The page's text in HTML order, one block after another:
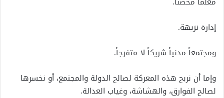
إدارة نزيهة.
ومجتمعاً مدنياً شريكاً لا متفرجاً.
وإما أن نربح هذه المعركة لصالح الدولة والمجتمع، أو نخسرها
لصالح الفوارق، والهشاشة، وغياب العدالة.